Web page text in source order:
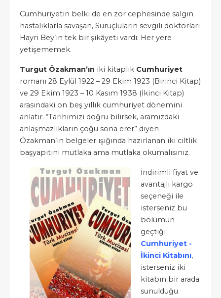
Cumhuriyetin belki de en zor cephesinde salgın
hastalıklarla savaşan, Suruçluların sevgili doktorları
Hayri Bey’in tek bir şikâyeti vardı: Her yere
yetişememek.
Turgut Özakman’ın iki kitaplık Cumhuriyet
romanı 28 Eylül 1922 – 29 Ekim 1923 (Birinci Kitap)
ve 29 Ekim 1923 – 10 Kasım 1938 (İkinci Kitap)
arasındaki on beş yıllık cumhuriyet dönemini
anlatır. “Tarihimizi doğru bilirsek, aramızdaki
anlaşmazlıkların çoğu sona erer” diyen
Özakman’ın belgeler ışığında hazırlanan iki ciltlik
başyapıtını mutlaka ama mutlaka okumalısınız.
İndirimli fiyat ve
avantajlı kargo
seçeneği ile
isterseniz bu
bölümün
geçtiği
Cumhuriyet -
İkinci Kitabını,
isterseniz iki
kitabın bir arada
sunulduğu